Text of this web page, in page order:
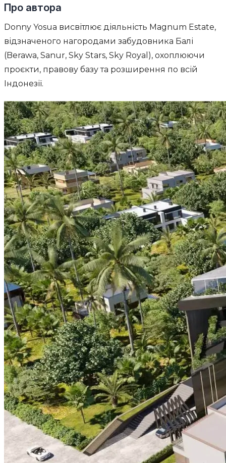
Про автора
Donny Yosua висвітлює діяльність Magnum Estate,
відзначеного нагородами забудовника Балі
(Berawa, Sanur, Sky Stars, Sky Royal), охоплюючи
проєкти, правову базу та розширення по всій
Індонезії.